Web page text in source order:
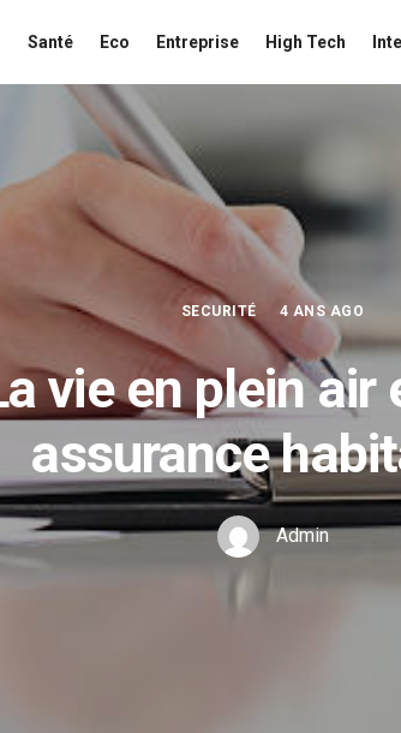
Santé Eco Entreprise High Tech
SECURITÉ 4 ANS AGO
vie en plein air
assurance
Admin